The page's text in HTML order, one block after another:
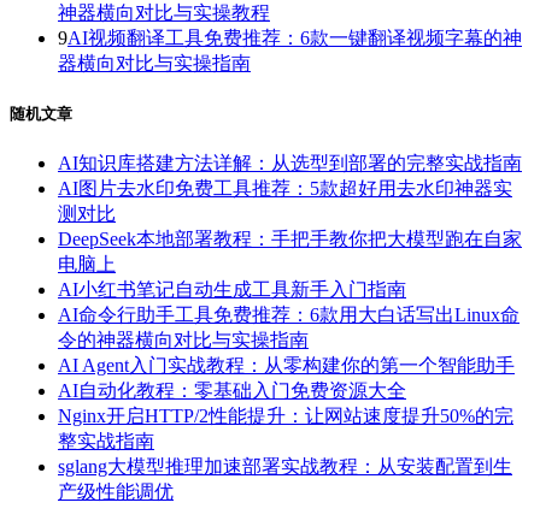
神器横向对比与实操教程
9AI视频翻译工具免费推荐：6款一键翻译视频字幕的神
器横向对比与实操指南
随机文章
AI知识库搭建方法详解：从选型到部署的完整实战指南
AI图片去水印免费工具推荐：5款超好用去水印神器实
测对比
DeepSeek本地部署教程：手把手教你把大模型跑在自家
电脑上
AI小红书笔记自动生成工具新手入门指南
AI命令行助手工具免费推荐：6款用大白话写出Linux命
令的神器横向对比与实操指南
AI Agent入门实战教程：从零构建你的第一个智能助手
AI自动化教程：零基础入门免费资源大全
Nginx开启HTTP/2性能提升：让网站速度提升50%的完
整实战指南
sglang大模型推理加速部署实战教程：从安装配置到生
产级性能调优